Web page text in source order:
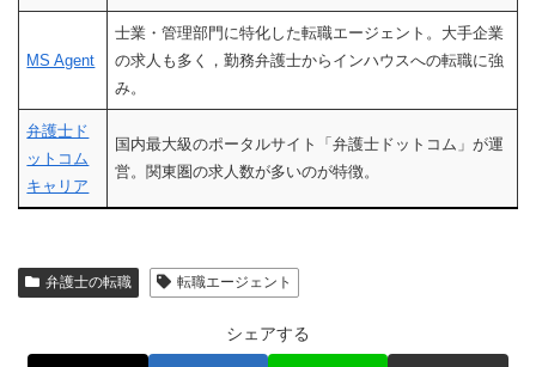
MS Agent
士業・管理部門に特化した転職エージェント。大手企業
の求人も多く，勤務弁護士からインハウスへの転職に強
み。
弁護士ド
ットコム
キャリア
国内最大級のポータルサイト「弁護士ドットコム」が運
営。関東圏の求人数が多いのが特徴。
弁護士の転職 転職エージェント
シェアする